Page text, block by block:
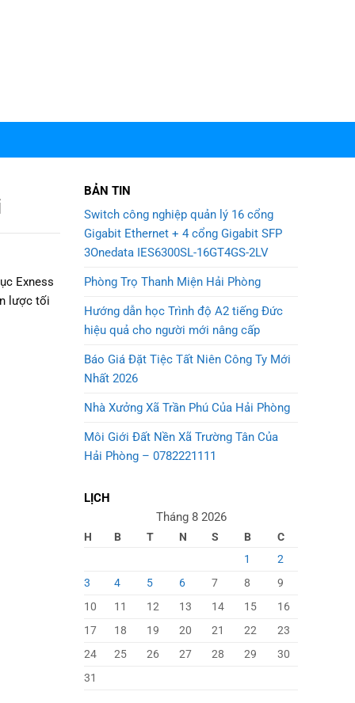
Exness
lược tối
BẢN TIN
Switch công nghiệp quản lý 16 cổng
Gigabit Ethernet + 4 cổng Gigabit SFP
3Onedata IES6300SL-16GT4GS-2LV
Phòng Trọ Thanh Miện Hải Phòng
Hướng dẫn học Trình độ A2 tiếng Đức
hiệu quả cho người mới nâng cấp
Báo Giá Đặt Tiệc Tất Niên Công Ty Mới
Nhất 2026
Nhà Xưởng Xã Trần Phú Của Hải Phòng
Môi Giới Đất Nền Xã Trường Tân Của
Hải Phòng – 0782221111
LỊCH
Tháng 8 2026
H B T N S B
C
1
2
3
4 5 6 7 8
9
10
11 12 13 14 15
16
17
18 19 20 21 22
23
24
25 26 27 28 29
30
31